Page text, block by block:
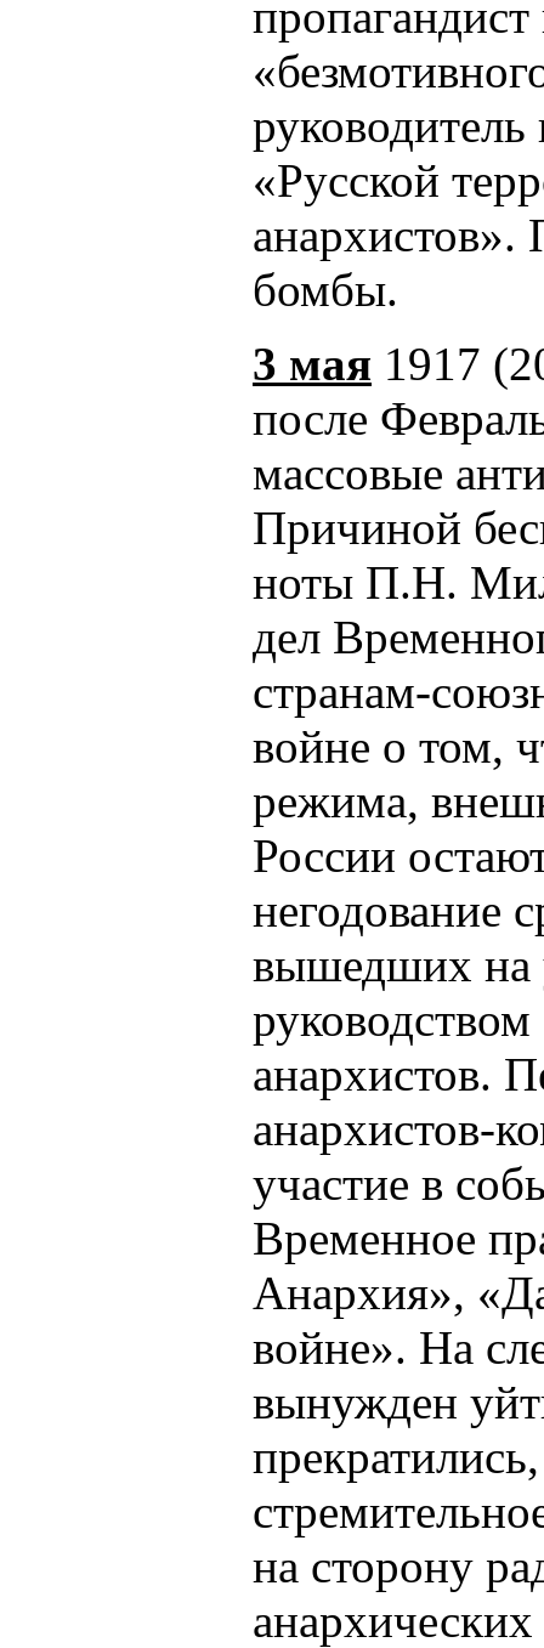
пропагандист
«Русской
бомбы.
3 мая 1917
после
массовые
Причиной
ноты П.Н.
дел
странам-
войне о том,
режима,
России
негодование
вышедших на
анархистов.
анархистов-
участие в
Временное
Анархия»,
войне». На
вынужден
на сторону